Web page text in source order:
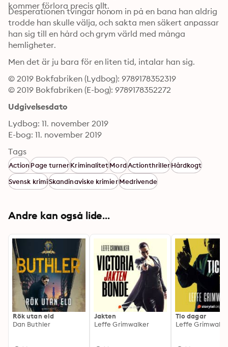
kommer förlora precis allt.
Desperationen tvingar honom in på en bana han aldrig
trodde han skulle välja, och sakta men säkert anpassar
han sig till en hård och grym värld med många
hemligheter.
Men det är ju bara för en liten tid, intalar han sig.
© 2019 Bokfabriken (Lydbog): 9789178352319
© 2019 Bokfabriken (E-bog): 9789178352272
Udgivelsesdato
Lydbog: 11. november 2019
E-bog: 11. november 2019
Tags
ActionPage turnerKriminalitetMordActionthrillerHårdkogt
Svensk krimiSkandinaviske krimierMedrivende
Andre kan også lide...
Rök utan eld
Dan Buthler
Jakten
Leffe Grimwalker
Tio dagar
Leffe